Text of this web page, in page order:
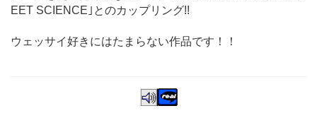
EET SCIENCE｣とのカップリング!!
ウェッサイ好きにはたまらない作品です！！